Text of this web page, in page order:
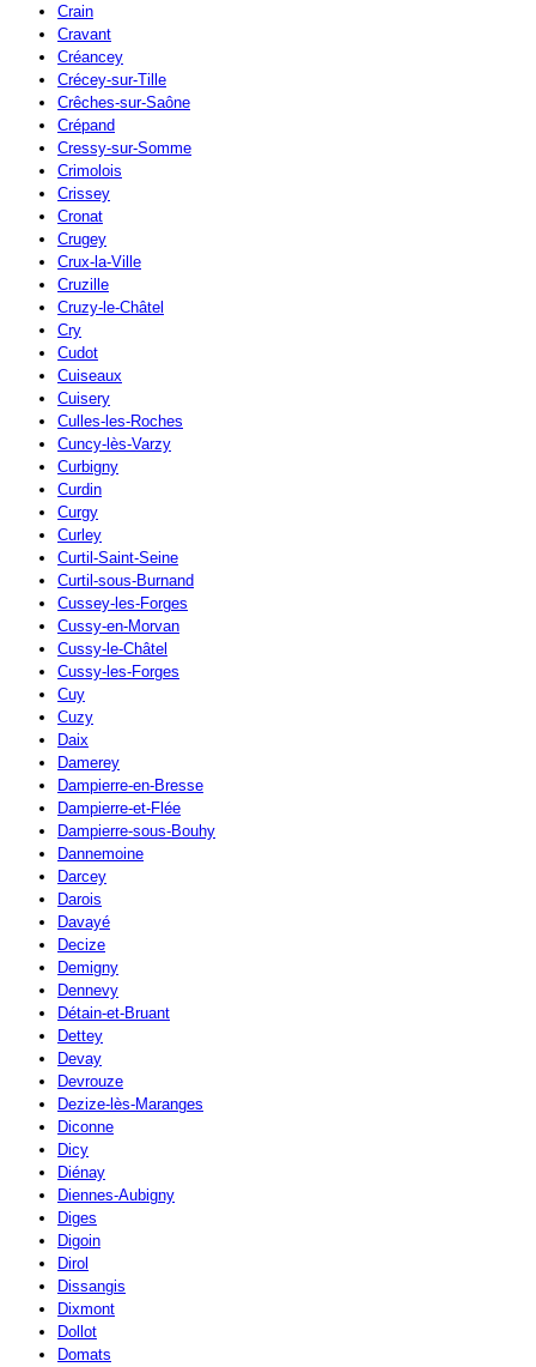
Crain
Cravant
Créancey
Crécey-sur-Tille
Crêches-sur-Saône
Crépand
Cressy-sur-Somme
Crimolois
Crissey
Cronat
Crugey
Crux-la-Ville
Cruzille
Cruzy-le-Châtel
Cry
Cudot
Cuiseaux
Cuisery
Culles-les-Roches
Cuncy-lès-Varzy
Curbigny
Curdin
Curgy
Curley
Curtil-Saint-Seine
Curtil-sous-Burnand
Cussey-les-Forges
Cussy-en-Morvan
Cussy-le-Châtel
Cussy-les-Forges
Cuy
Cuzy
Daix
Damerey
Dampierre-en-Bresse
Dampierre-et-Flée
Dampierre-sous-Bouhy
Dannemoine
Darcey
Darois
Davayé
Decize
Demigny
Dennevy
Détain-et-Bruant
Dettey
Devay
Devrouze
Dezize-lès-Maranges
Diconne
Dicy
Diénay
Diennes-Aubigny
Diges
Digoin
Dirol
Dissangis
Dixmont
Dollot
Domats